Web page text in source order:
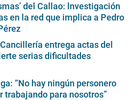
del Callao: lnvestigación
en la red que implica a Pedro
entrega actas del
serias dificultades
“No hay ningún personero
trabajando para nosotros”